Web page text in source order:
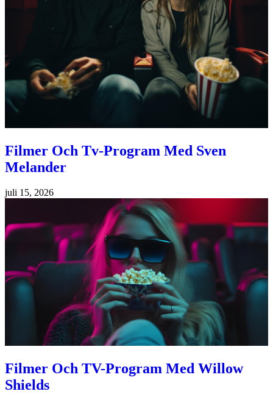
Filmer Och Tv-Program Med Sven
Melander
juli 15, 2026
Filmer Och TV-Program Med Willow
Shields